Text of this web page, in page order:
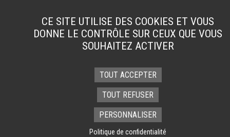
CE SITE UTILISE DES COOKIES ET VOUS
DONNE LE CONTRÔLE SUR CEUX QUE VOUS
SOUHAITEZ ACTIVER
TOUT ACCEPTER
TOUT REFUSER
PERSONNALISER
Politique de confidentialité
SUIVEZ-NOUS
sur nos réseaux et notre newsletter
CookiesMentions légalesAccessibilité